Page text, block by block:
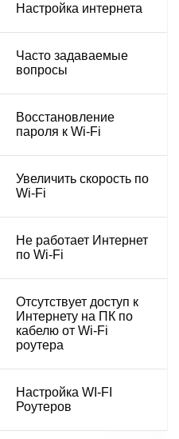
Настройка интернета
Часто задаваемые
вопросы
Восстановление
пароля к Wi-Fi
Увеличить скорость по
Wi-Fi
Не работает Интернет
по Wi-Fi
Отсутствует доступ к
Интернету на ПК по
кабелю от Wi-Fi
роутера
Настройка WI-FI
Роутеров